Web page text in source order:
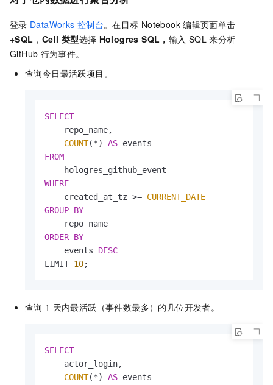
登录 DataWorks 控制台。在目标 Notebook 编辑页面单击
+SQL ，Cell 类型选择 Hologres SQL ， 输入 SQL 来分析
GitHub 行为事件。
查询今日最活跃项目。
SELECT
    repo_name,
COUNT(*) AS
FROM
WHERE
    created_at_tz
>= CURRENT_DATE
GROUP BY
ORDER BY
    events
DESC
LIMIT 10;
查询 1 天内最活跃（事件数最多）的几位开发者。
SELECT
    actor_login,
COUNT(*) AS